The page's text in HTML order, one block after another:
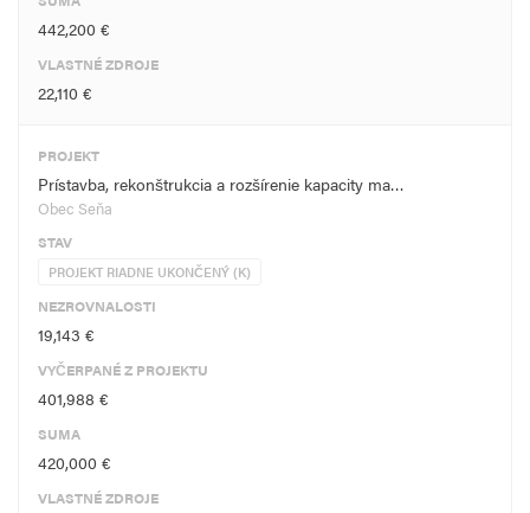
442,200 €
VLASTNÉ ZDROJE
22,110 €
PROJEKT
Prístavba, rekonštrukcia a rozšírenie kapacity ma…
Obec Seňa
STAV
PROJEKT RIADNE UKONČENÝ (K)
NEZROVNALOSTI
19,143 €
VYČERPANÉ Z PROJEKTU
401,988 €
SUMA
420,000 €
VLASTNÉ ZDROJE